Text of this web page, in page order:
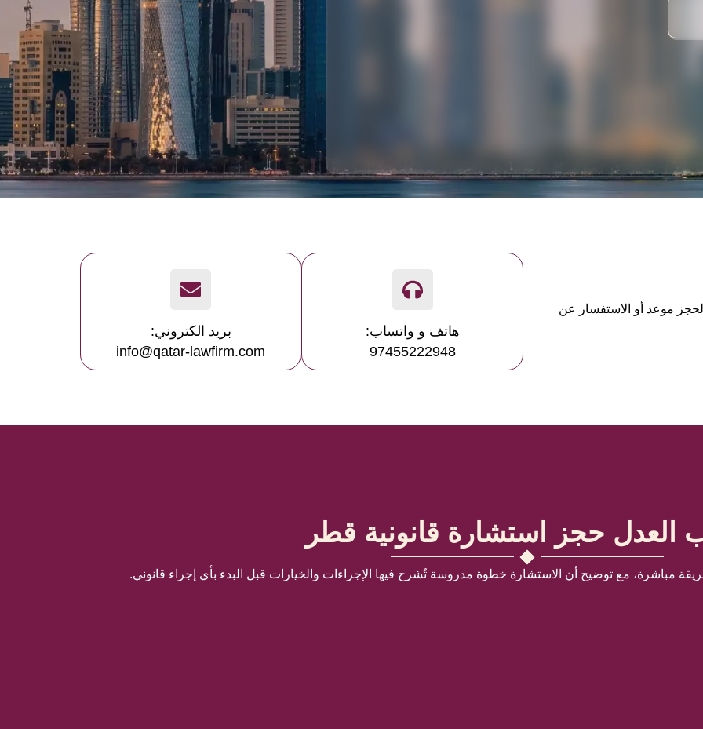
هاتف و واتساب:
97455222948
بريد الكتروني:
info@qatar-lawfirm.com
موعد أو الاستفسار عن
العدل حجز استشارة قانونية قطر
مباشرة، مع توضيح أن الاستشارة خطوة مدروسة تُشرح فيها الإجراءات والخيارات قبل البدء بأي إجراء قانوني.